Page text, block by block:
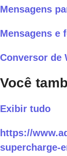
Mensagens
Mensagens e
Conversor de
Você
Exibir tudo
https://
supercharge-